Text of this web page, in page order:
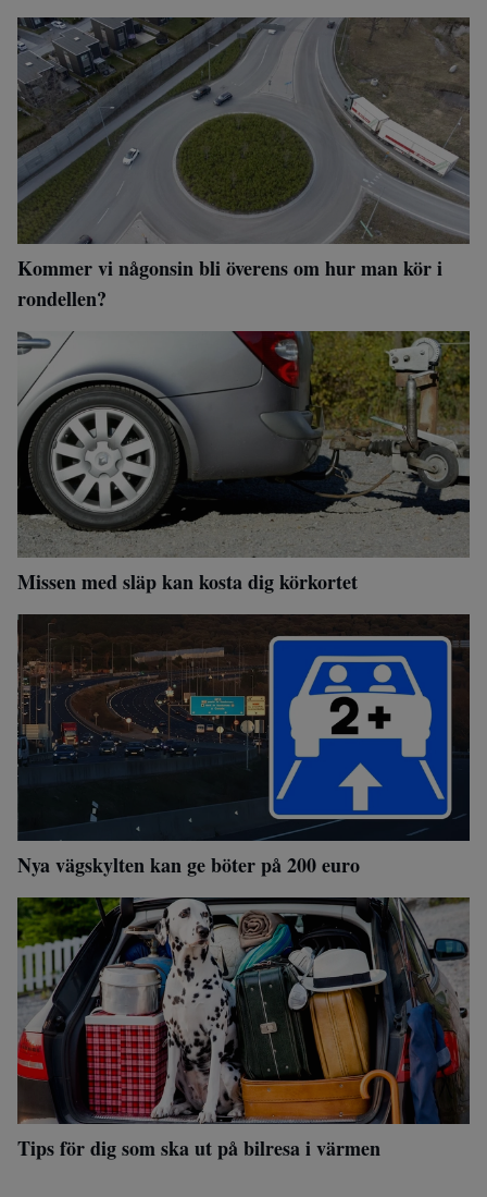
Kommer vi någonsin bli överens om hur man kör i
rondellen?
Missen med släp kan kosta dig körkortet
Nya vägskylten kan ge böter på 200 euro
Tips för dig som ska ut på bilresa i värmen